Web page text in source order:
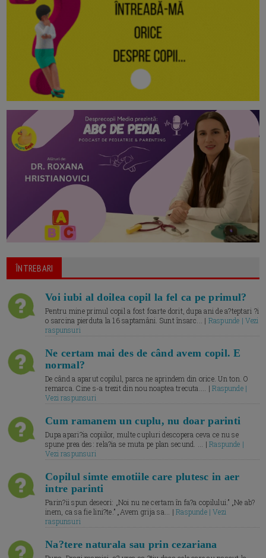
ÎNTREBARI
Voi iubi al doilea copil la fel ca pe primul?
Pentru mine primul copil a fost foarte dorit, dupa ani de a?teptari ?i
o sarcina pierduta la 16 saptamâni. Sunt însarc... | Raspunde | Vezi
raspunsuri
Ne certam mai des de când avem copil. E
normal?
De când a aparut copilul, parca ne aprindem din orice. Un ton. O
remarca. Cine s-a trezit din nou noaptea trecuta.... |Raspunde |
Vezi raspunsuri
Cum ramanem un cuplu, nu doar parinti
Dupa apari?ia copiilor, multe cupluri descopera ceva ce nu se
spune prea des: rela?ia se muta pe plan secund. ... |Raspunde |
Vezi raspunsuri
Copilul simte emotiile care plutesc in aer
intre parinti
Parin?ii spun deseori: „Noi nu ne certam în fa?a copilului.” „Ne ab?
inem, ca sa fie lini?te.” „Avem grija sa... |Raspunde | Vezi
raspunsuri
Na?tere naturala sau prin cezariana